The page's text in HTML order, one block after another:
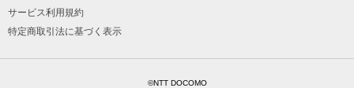
サービス利用規約
特定商取引法に基づく表示
©NTT DOCOMO